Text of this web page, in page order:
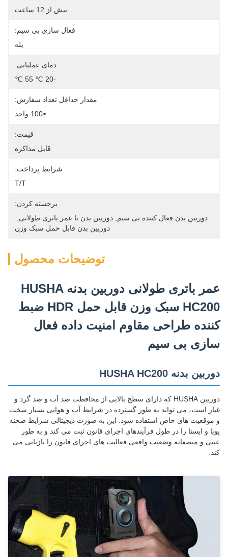
بیش از 12 ساعت
فعال سازی بی سیم:
بله
دمای عملیاتی:
-20 ℃ 55 ℃
مقدار حداقل تعداد سفارش:
≥100 واحد
قیمت:
قابل مذاکره
شرایط پرداخت:
T/T
برجسته کردن:
دوربین بدن فعال کننده بی سیم
دوربین بدن با عمر باتری طولانی
دوربین بدن قابل حمل سبک وزن
توضیحات محصول
عمر باتری طولانی دوربین بدنه HUSHA
HC200 سبک وزن قابل حمل HDR ضبط
کننده طراحی مقاوم امنیت داده فعال
سازی بی سیم
دوربین بدنه HUSHA HC200
دوربین HUSHA که دارای سطح بالایی از محافظت ضد آب و ضد گرد و
غبار است، می تواند به طور گسترده در شرایط آب و هوایی بسیار سخت
و موقعیت های خاص استفاده شود. این به صورت دیجیتالی شرایط صحنه
پویا و ایستا را در طول فرآیندهای اجرای قانون ثبت می کند و به طور
عینی و منصفانه وضعیت واقعی فعالیت های اجرای قانون را بازیابی می
کند.